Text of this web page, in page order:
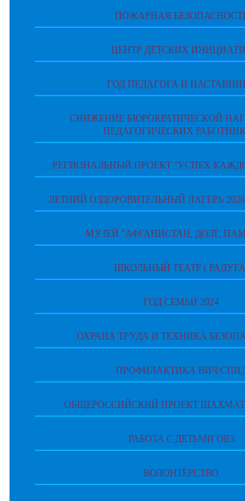
ПОЖАРНАЯ
ЦЕНТР ДЕТСКИХ
ГОД ПЕДАГОГА И
СНИЖЕНИЕ БЮРОКРАТИЧЕСКОЙ
ПЕДАГОГИЧЕСКИХ
РЕГИОНАЛЬНЫЙ ПРОЕКТ "УСПЕХ
ЛЕТНИЙ ОЗДОРОВИТЕЛЬНЫЙ ЛАГЕРЬ
МУЗЕЙ "АФГАНИСТАН, ДОЛГ,
ШКОЛЬНЫЙ ТЕАТР (
ГОД СЕМЬИ 2024
ОХРАНА ТРУДА И ТЕХНИКА
ПРОФИЛАКТИКА ВИЧ/
ОБЩЕРОССИЙСКИЙ ПРОЕКТ
РАБОТА С ДЕТЬМИ ОВЗ
ВОЛОНТЁРСТВО